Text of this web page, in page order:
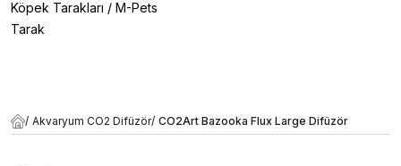
Köpek Tarakları / M-Pets
Tarak
/ Akvaryum CO2 Difüzör/ CO2Art Bazooka Flux Large Difüzör